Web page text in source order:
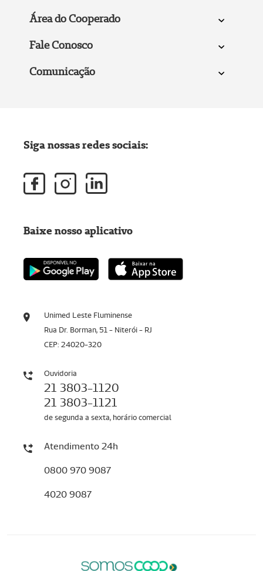
Área do Cooperado
Fale Conosco
Comunicação
Unimed Leste Fluminense
Rua Dr. Borman, 51 - Niterói - RJ
CEP: 24020-320
Ouvidoria
21 3803-1120
21 3803-1121
de segunda a sexta, horário comercial
Atendimento 24h
0800 970 9087
4020 9087
Siga nossas redes sociais:
Baixe nosso aplicativo